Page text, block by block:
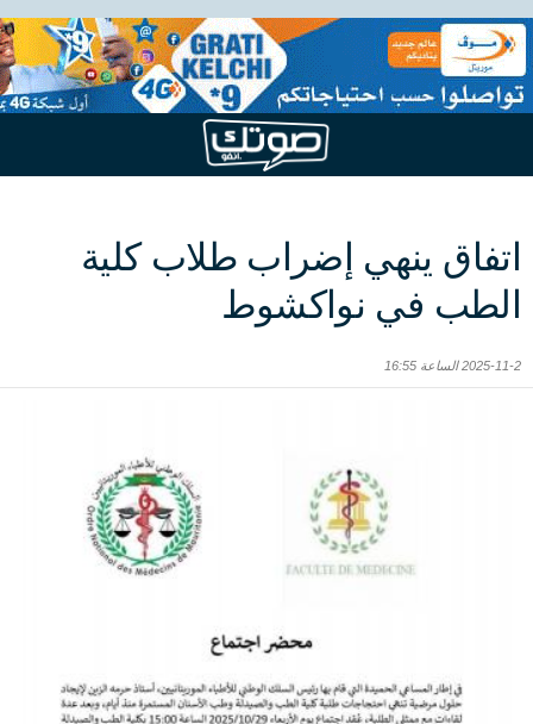
اتفاق ينهي إضراب طلاب كلية
الطب في نواكشوط
2025-11-2 الساعة 16:55